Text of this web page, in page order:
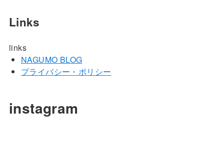
Links
links
NAGUMO BLOG
プライバシー・ポリシー
instagram